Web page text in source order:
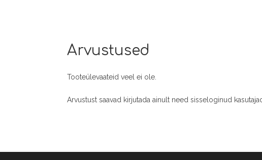
Arvustused
Tooteülevaateid veel ei ole.
Arvustust saavad kirjutada ainult need sisseloginud